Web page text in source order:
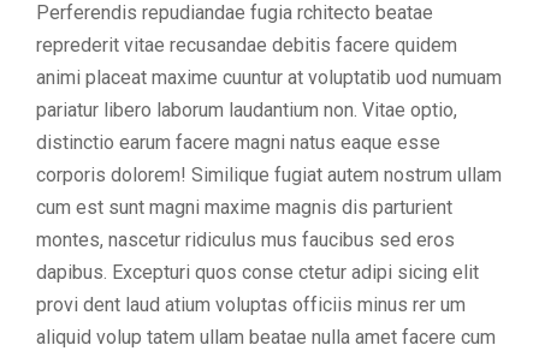
Perferendis repudiandae fugia rchitecto beatae
reprederit vitae recusandae debitis facere quidem
animi placeat maxime cuuntur at voluptatib uod numuam
pariatur libero laborum laudantium non. Vitae optio,
distinctio earum facere magni natus eaque esse
corporis dolorem! Similique fugiat autem nostrum ullam
cum est sunt magni maxime magnis dis parturient
montes, nascetur ridiculus mus faucibus sed eros
dapibus. Excepturi quos conse ctetur adipi sicing elit
provi dent laud atium voluptas officiis minus rer um
aliquid volup tatem ullam beatae nulla amet facere cum